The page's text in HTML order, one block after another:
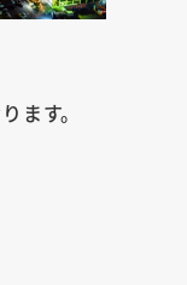
ます。